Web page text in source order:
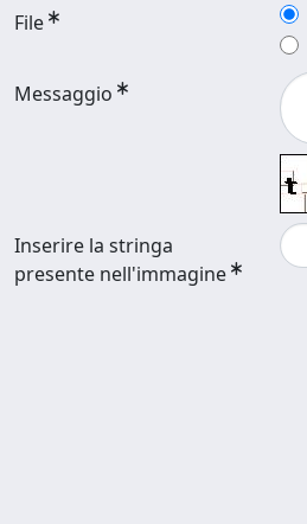
File
Messaggio
Inserire la stringa
presente nell'immagine